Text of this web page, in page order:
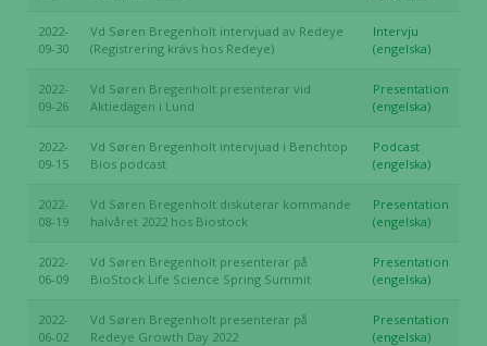
2022-
09-30
Vd Søren Bregenholt intervjuad av Redeye
(Registrering krävs hos Redeye)
Intervju
(engelska)
2022-
09-26
Vd Søren Bregenholt presenterar vid
Aktiedagen i Lund
Presentation
(engelska)
2022-
09-15
Vd Søren Bregenholt intervjuad i Benchtop
Bios podcast
Podcast
(engelska)
2022-
08-19
Vd Søren Bregenholt diskuterar kommande
halvåret 2022 hos Biostock
Presentation
(engelska)
2022-
06-09
Vd Søren Bregenholt presenterar på
BioStock Life Science Spring Summit
Presentation
(engelska)
2022-
06-02
Vd Søren Bregenholt presenterar på
Redeye Growth Day 2022
Presentation
(engelska)